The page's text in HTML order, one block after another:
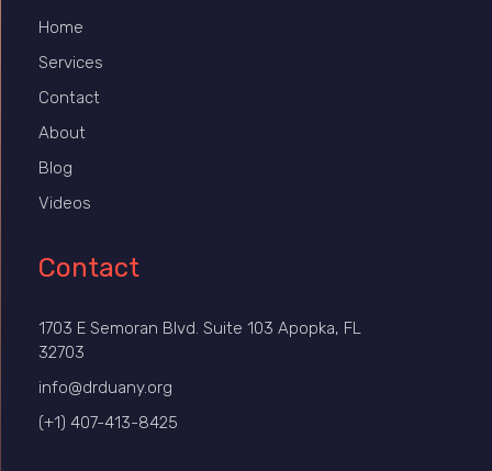
Home
Services
Contact
About
Blog
Videos
Contact
1703 E Semoran Blvd. Suite 103 Apopka, FL
32703
info@drduany.org
(+1) 407-413-8425